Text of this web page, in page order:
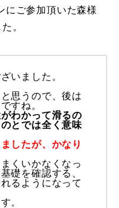
にご参加頂いた森様
。
いました。
思うので、後は
すね。
わかって滑るの
とでは全く意味
したが、かなり
くいかなくなっ
礎を確認する、
るようになって
。